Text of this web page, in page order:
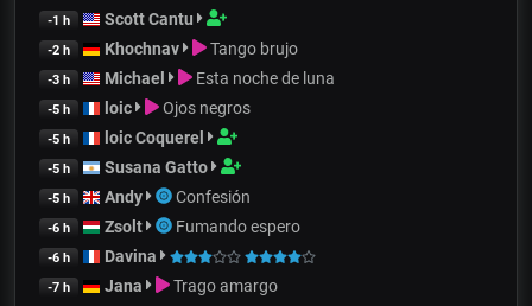
-1 h Scott Cantu
-2 h Khochnav Tango brujo
-3 h Michael Esta noche de luna
-5 h loic Ojos negros
-5 h loic Coquerel
-5 h Susana Gatto
-5 h Andy Confesión
-6 h Zsolt Fumando espero
-6 h Davina
-7 h Jana Trago amargo